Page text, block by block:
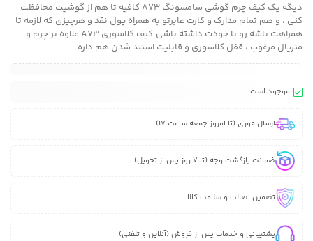
دیگه یک کیف چرم گوشی سامسونگ A73 کافیه تا هم از گوشیت محافظت
کنی ، و هم تمام مدارک و کارت عابرتو به همراه پول نقد و هرچیزی که لازمه تا
همراهت باشه رو با خودت داشته باشی.کیف کلاسوری A73 علاوه بر چرم و
متریال مرغوب ، قفل کلاسوری و قابلیت استند شدن هم داره.
موجود است
ارسال فوری (تا امروز جمعه ساعت 17)
ضمانت بازگشت وجه (تا 7 روز پس از تحویل)
تضمین اصالت و سلامت کالا
پشتیبانی و خدمات پس از فروش (آنلاین و تلفنی)